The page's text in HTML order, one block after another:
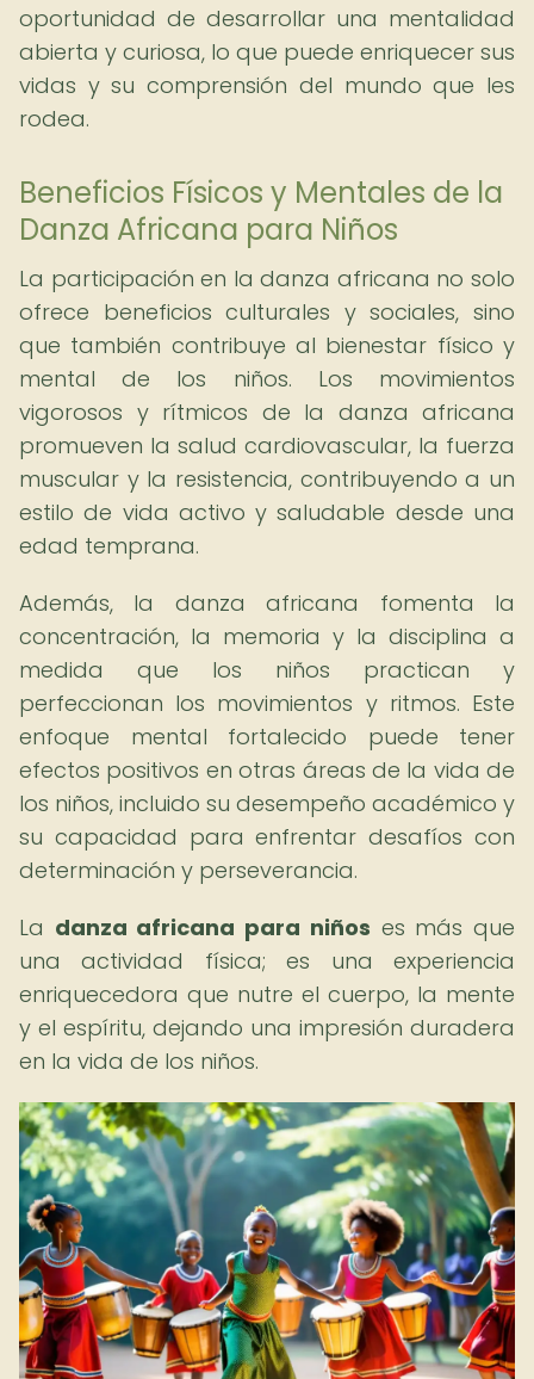
oportunidad de desarrollar una mentalidad
abierta y curiosa, lo que puede enriquecer sus
vidas y su comprensión del mundo que les
rodea.
Beneficios Físicos y Mentales de la
Danza Africana para Niños
La participación en la danza africana no solo
ofrece beneficios culturales y sociales, sino
que también contribuye al bienestar físico y
mental de los niños. Los movimientos
vigorosos y rítmicos de la danza africana
promueven la salud cardiovascular, la fuerza
muscular y la resistencia, contribuyendo a un
estilo de vida activo y saludable desde una
edad temprana.
Además, la danza africana fomenta la
concentración, la memoria y la disciplina a
medida que los niños practican y
perfeccionan los movimientos y ritmos. Este
enfoque mental fortalecido puede tener
efectos positivos en otras áreas de la vida de
los niños, incluido su desempeño académico y
su capacidad para enfrentar desafíos con
determinación y perseverancia.
La danza africana para niños es más que
una actividad física; es una experiencia
enriquecedora que nutre el cuerpo, la mente
y el espíritu, dejando una impresión duradera
en la vida de los niños.